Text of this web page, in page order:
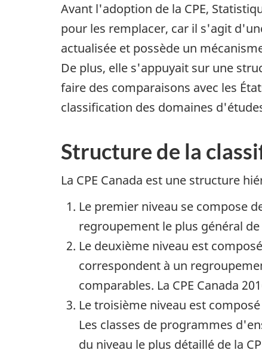
Avant l'adoption de la CPE,
pour les remplacer, car il s'agit
actualisée et possède un
De plus, elle s'appuyait sur une
faire des comparaisons avec les
classification des domaines
Structure de la
La CPE Canada est une structure
Le premier niveau se compose
regroupement le plus général
Le deuxième niveau est
correspondent à un
comparables. La CPE Canada
Le troisième niveau est
Les classes de programmes
du niveau le plus détaillé de la